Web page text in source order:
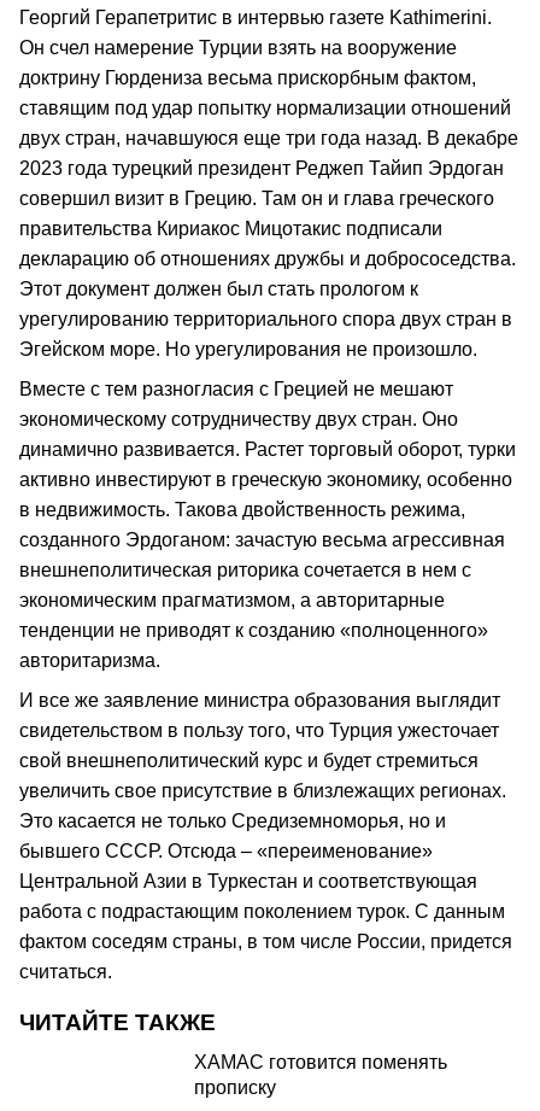
Георгий Герапетритис в интервью газете Kathimerini.
Он счел намерение Турции взять на вооружение
доктрину Гюрдениза весьма прискорбным фактом,
ставящим под удар попытку нормализации отношений
двух стран, начавшуюся еще три года назад. В декабре
2023 года турецкий президент Реджеп Тайип Эрдоган
совершил визит в Грецию. Там он и глава греческого
правительства Кириакос Мицотакис подписали
декларацию об отношениях дружбы и добрососедства.
Этот документ должен был стать прологом к
урегулированию территориального спора двух стран в
Эгейском море. Но урегулирования не произошло.
Вместе с тем разногласия с Грецией не мешают
экономическому сотрудничеству двух стран. Оно
динамично развивается. Растет торговый оборот, турки
активно инвестируют в греческую экономику, особенно
в недвижимость. Такова двойственность режима,
созданного Эрдоганом: зачастую весьма агрессивная
внешнеполитическая риторика сочетается в нем с
экономическим прагматизмом, а авторитарные
тенденции не приводят к созданию «полноценного»
авторитаризма.
И все же заявление министра образования выглядит
свидетельством в пользу того, что Турция ужесточает
свой внешнеполитический курс и будет стремиться
увеличить свое присутствие в близлежащих регионах.
Это касается не только Средиземноморья, но и
бывшего СССР. Отсюда – «переименование»
Центральной Азии в Туркестан и соответствующая
работа с подрастающим поколением турок. С данным
фактом соседям страны, в том числе России, придется
считаться.
ЧИТАЙТЕ ТАКЖЕ
ХАМАС готовится поменять
прописку